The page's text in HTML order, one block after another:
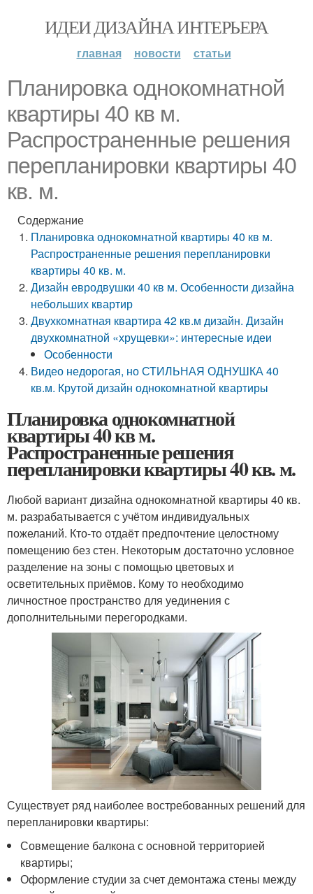
ИДЕИ ДИЗАЙНА ИНТЕРЬЕРА
главная новости статьи
Планировка однокомнатной
квартиры 40 кв м.
Распространенные решения
перепланировки квартиры 40
кв. м.
Содержание
Планировка однокомнатной квартиры 40 кв м.
Распространенные решения перепланировки
квартиры 40 кв. м.
Дизайн евродвушки 40 кв м. Особенности дизайна
небольших квартир
Двухкомнатная квартира 42 кв.м дизайн. Дизайн
двухкомнатной «хрущевки»: интересные идеи
Особенности
Видео недорогая, но СТИЛЬНАЯ ОДНУШКА 40
кв.м. Крутой дизайн однокомнатной квартиры
Планировка однокомнатной
квартиры 40 кв м.
Распространенные решения
перепланировки квартиры 40 кв. м.
Любой вариант дизайна однокомнатной квартиры 40 кв.
м. разрабатывается с учётом индивидуальных
пожеланий. Кто-то отдаёт предпочтение целостному
помещению без стен. Некоторым достаточно условное
разделение на зоны с помощью цветовых и
осветительных приёмов. Кому то необходимо
личностное пространство для уединения с
дополнительными перегородками.
Существует ряд наиболее востребованных решений для
перепланировки квартиры:
Совмещение балкона с основной территорией
квартиры;
Оформление студии за счет демонтажа стены между